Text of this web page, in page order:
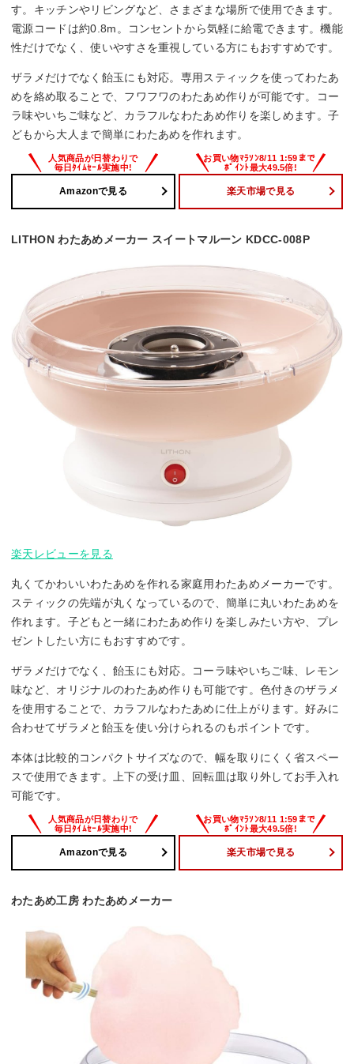
す。キッチンやリビングなど、さまざまな場所で使用できます。
電源コードは約0.8m。コンセントから気軽に給電できます。機能
性だけでなく、使いやすさを重視している方にもおすすめです。
ザラメだけでなく飴玉にも対応。専用スティックを使ってわたあ
めを絡め取ることで、フワフワのわたあめ作りが可能です。コー
ラ味やいちご味など、カラフルなわたあめ作りを楽しめます。子
どもから大人まで簡単にわたあめを作れます。
Amazonで見る 楽天市場で見る
LITHON わたあめメーカー スイートマルーン KDCC-008P
楽天レビューを見る
丸くてかわいいわたあめを作れる家庭用わたあめメーカーです。
スティックの先端が丸くなっているので、簡単に丸いわたあめを
作れます。子どもと一緒にわたあめ作りを楽しみたい方や、プレ
ゼントしたい方にもおすすめです。
ザラメだけでなく、飴玉にも対応。コーラ味やいちご味、レモン
味など、オリジナルのわたあめ作りも可能です。色付きのザラメ
を使用することで、カラフルなわたあめに仕上がります。好みに
合わせてザラメと飴玉を使い分けられるのもポイントです。
本体は比較的コンパクトサイズなので、幅を取りにくく省スペー
スで使用できます。上下の受け皿、回転皿は取り外してお手入れ
可能です。
Amazonで見る 楽天市場で見る
わたあめ工房 わたあめメーカー